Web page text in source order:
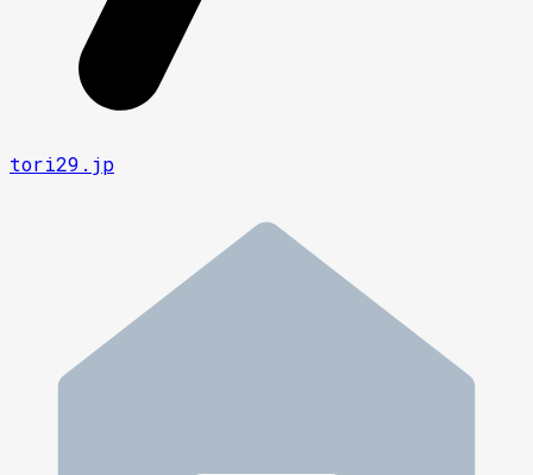
tori29.jp